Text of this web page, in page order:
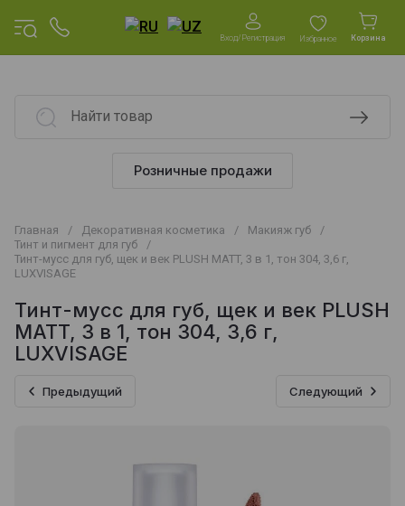
Вход/Регистрация Избранное Корзина
Розничные продажи
Главная / Декоративная косметика / Макияж губ
/
Тинт и пигмент для губ
/
Тинт-мусс для губ, щек и век PLUSH MATT, 3 в 1, тон 304, 3,6 г,
LUXVISAGE
Тинт-мусс для губ, щек и век PLUSH
MATT, 3 в 1, тон 304, 3,6 г,
LUXVISAGE
Предыдущий Следующий